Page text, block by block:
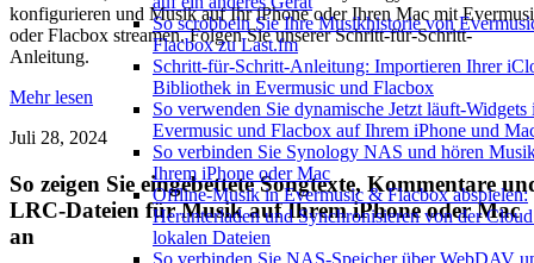
So scrobbeln Sie Ihre Musikhistorie von
Flacbox zu Last.fm
Schritt-für-Schritt-Anleitung: Importieren Ihrer
Bibliothek in Evermusic und Flacbox
So verwenden Sie dynamische Jetzt läuft-Widgets
Evermusic und Flacbox auf Ihrem iPhone und
So verbinden Sie Synology NAS und hören
Ihrem iPhone oder Mac
Offline-Musik in Evermusic & Flacbox abspielen:
Herunterladen und Synchronisieren von der
lokalen Dateien
So verbinden Sie NAS-Speicher über WebDAV
konfigurieren und Musik auf Ihr iPhone oder Ihren Mac mit
oder Flacbox streamen. Folgen Sie unserer Schritt-für-Schritt-
Anleitung.
Mehr lesen
Juli 28, 2024
So zeigen Sie eingebettete Songtexte, Kommentare
LRC-Dateien für Musik auf Ihrem iPhone oder Mac
an